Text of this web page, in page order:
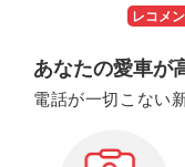
レコメ
あなたの愛車が
電話が一切こない